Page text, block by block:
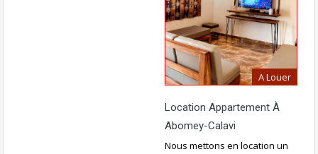
A Louer
Location Appartement À
Abomey-Calavi
Nous mettons en location un